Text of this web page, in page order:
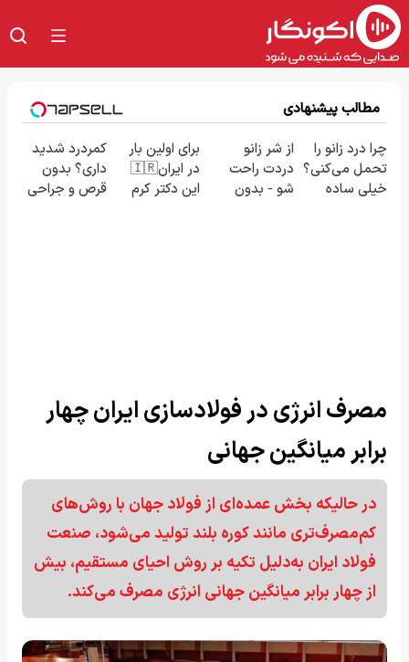
مطالب پیشنهادی
چرا درد زانو را
تحمل می‌کنی؟
خیلی ساده
از شر زانو
دردت راحت
شو - بدون
برای اولین بار
در ایران🇮🇷
این دکتر کرم
کمردرد شدید
داری؟ بدون
قرص و جراحی
مصرف انرژی در فولادسازی ایران چهار
برابر میانگین جهانی
در حالیکه بخش عمده‌ای از فولاد جهان با روش‌های
کم‌مصرف‌تری مانند کوره بلند تولید می‌شود، صنعت
فولاد ایران به‌دلیل تکیه بر روش احیای مستقیم، بیش
از چهار برابر میانگین جهانی انرژی مصرف می‌کند.